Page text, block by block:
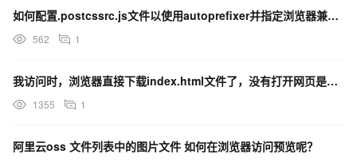
如何配置.postcssrc.js文件以使用autoprefixer并指定浏览器兼容性？
562 1
我访问时，浏览器直接下载index.html文件了，没有打开网页是可以的么？
1355 1
阿里云oss 文件列表中的图片文件 如何在浏览器访问预览呢？